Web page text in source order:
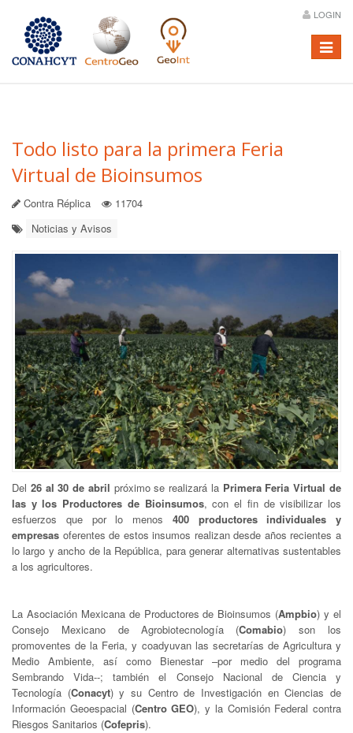
LOGIN
Menú
Todo listo para la primera Feria
Virtual de Bioinsumos
Contra Réplica
11704
Noticias y Avisos
Del 26 al 30 de abril próximo se realizará la Primera Feria Virtual de
las y los Productores de Bioinsumos, con el fin de visibilizar los
esfuerzos que por lo menos 400 productores individuales y
empresas oferentes de estos insumos realizan desde años recientes a
lo largo y ancho de la República, para generar alternativas sustentables
a los agricultores.
La Asociación Mexicana de Productores de Bioinsumos (Ampbio) y el
Consejo Mexicano de Agrobiotecnología (Comabio) son los
promoventes de la Feria, y coadyuvan las secretarías de Agricultura y
Medio Ambiente, así como Bienestar –por medio del programa
Sembrando Vida--; también el Consejo Nacional de Ciencia y
Tecnología (Conacyt) y su Centro de Investigación en Ciencias de
Información Geoespacial (Centro GEO), y la Comisión Federal contra
Riesgos Sanitarios (Cofepris).